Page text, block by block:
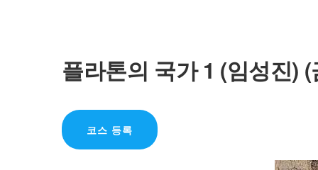
플라톤의 국가 1 (임성진) (
코스 등록